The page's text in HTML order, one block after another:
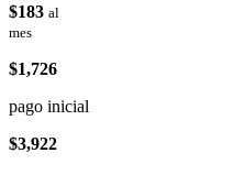
$183 al
mes
$1,726
pago inicial
$3,922